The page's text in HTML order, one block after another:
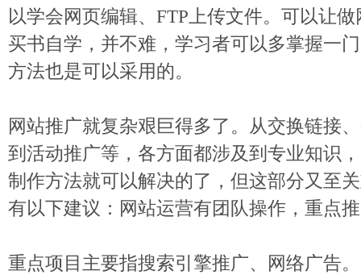
以学会网页编辑、FTP上传文件。可以让
买书自学，并不难，学习者可以多掌握一
方法也是可以采用的。
网站推广就复杂艰巨得多了。从交换链接
到活动推广等，各方面都涉及到专业知识
制作方法就可以解决的了，但这部分又至
有以下建议：网站运营有团队操作，重点
重点项目主要指搜索引擎推广、网络广告